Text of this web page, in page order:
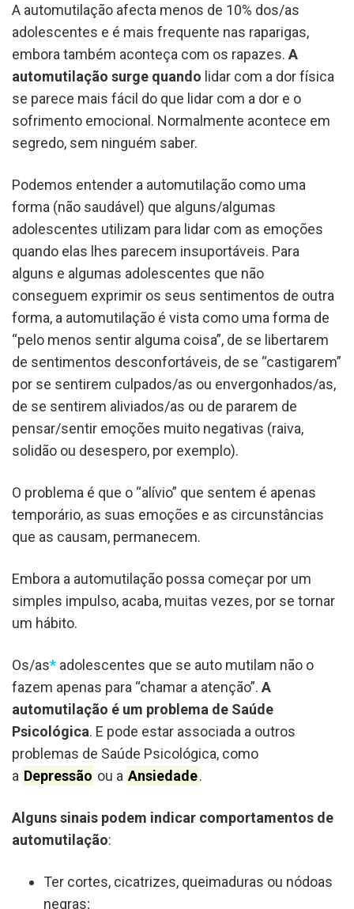
A automutilação afecta menos de 10% dos/as
adolescentes e é mais frequente nas raparigas,
embora também aconteça com os rapazes. A
automutilação surge quando lidar com a dor física
se parece mais fácil do que lidar com a dor e o
sofrimento emocional. Normalmente acontece em
segredo, sem ninguém saber.
Podemos entender a automutilação como uma
forma (não saudável) que alguns/algumas
adolescentes utilizam para lidar com as emoções
quando elas lhes parecem insuportáveis. Para
alguns e algumas adolescentes que não
conseguem exprimir os seus sentimentos de outra
forma, a automutilação é vista como uma forma de
“pelo menos sentir alguma coisa”, de se libertarem
de sentimentos desconfortáveis, de se “castigarem”
por se sentirem culpados/as ou envergonhados/as,
de se sentirem aliviados/as ou de pararem de
pensar/sentir emoções muito negativas (raiva,
solidão ou desespero, por exemplo).
O problema é que o “alívio” que sentem é apenas
temporário, as suas emoções e as circunstâncias
que as causam, permanecem.
Embora a automutilação possa começar por um
simples impulso, acaba, muitas vezes, por se tornar
um hábito.
Os/as* adolescentes que se auto mutilam não o
fazem apenas para “chamar a atenção”. A
automutilação é um problema de Saúde
Psicológica. E pode estar associada a outros
problemas de Saúde Psicológica, como
a Depressão ou a Ansiedade.
Alguns sinais podem indicar comportamentos de
automutilação:
Ter cortes, cicatrizes, queimaduras ou nódoas
negras;